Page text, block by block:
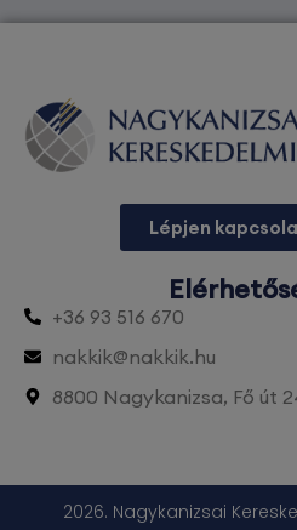
Lépjen
+36 93 516 670
nakkik@nakkik.hu
8800 Nagykanizsa, Fő út
2026. Nagykanizsai